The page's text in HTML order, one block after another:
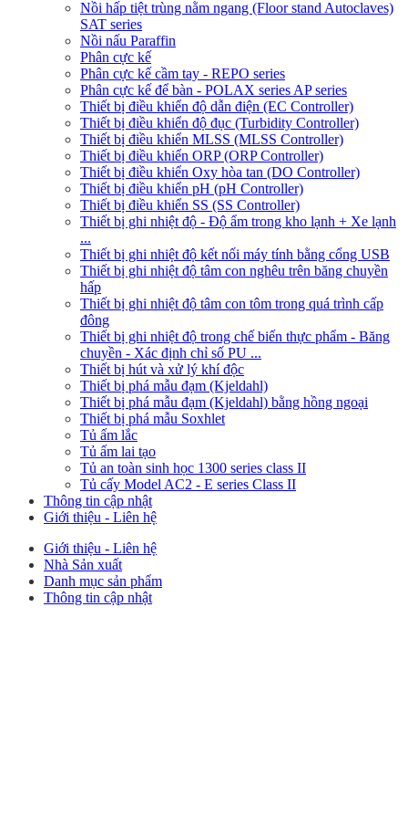
Nồi hấp tiệt trùng nằm ngang (Floor stand Autoclaves)
SAT series
Nồi nấu Paraffin
Phân cực kế
Phân cực kế cầm tay - REPO series
Phân cực kế để bàn - POLAX series AP series
Thiết bị điều khiển độ dẫn điện (EC Controller)
Thiết bị điều khiển độ đục (Turbidity Controller)
Thiết bị điều khiển MLSS (MLSS Controller)
Thiết bị điều khiển ORP (ORP Controller)
Thiết bị điều khiển Oxy hòa tan (DO Controller)
Thiết bị điều khiển pH (pH Controller)
Thiết bị điều khiển SS (SS Controller)
Thiết bị ghi nhiệt độ - Độ ẩm trong kho lạnh + Xe lạnh
...
Thiết bị ghi nhiệt độ kết nối máy tính bằng cổng USB
Thiết bị ghi nhiệt độ tâm con nghêu trên băng chuyền
hấp
Thiết bị ghi nhiệt độ tâm con tôm trong quá trình cấp
đông
Thiết bị ghi nhiệt độ trong chế biến thực phẩm - Băng
chuyền - Xác định chỉ số PU ...
Thiết bị hút và xử lý khí độc
Thiết bị phá mẫu đạm (Kjeldahl)
Thiết bị phá mẫu đạm (Kjeldahl) bằng hồng ngoại
Thiết bị phá mẫu Soxhlet
Tủ ấm lắc
Tủ ấm lai tạo
Tủ an toàn sinh học 1300 series class II
Tủ cấy Model AC2 - E series Class II
Thông tin cập nhật
Giới thiệu - Liên hệ
Giới thiệu - Liên hệ
Nhà Sản xuất
Danh mục sản phẩm
Thông tin cập nhật